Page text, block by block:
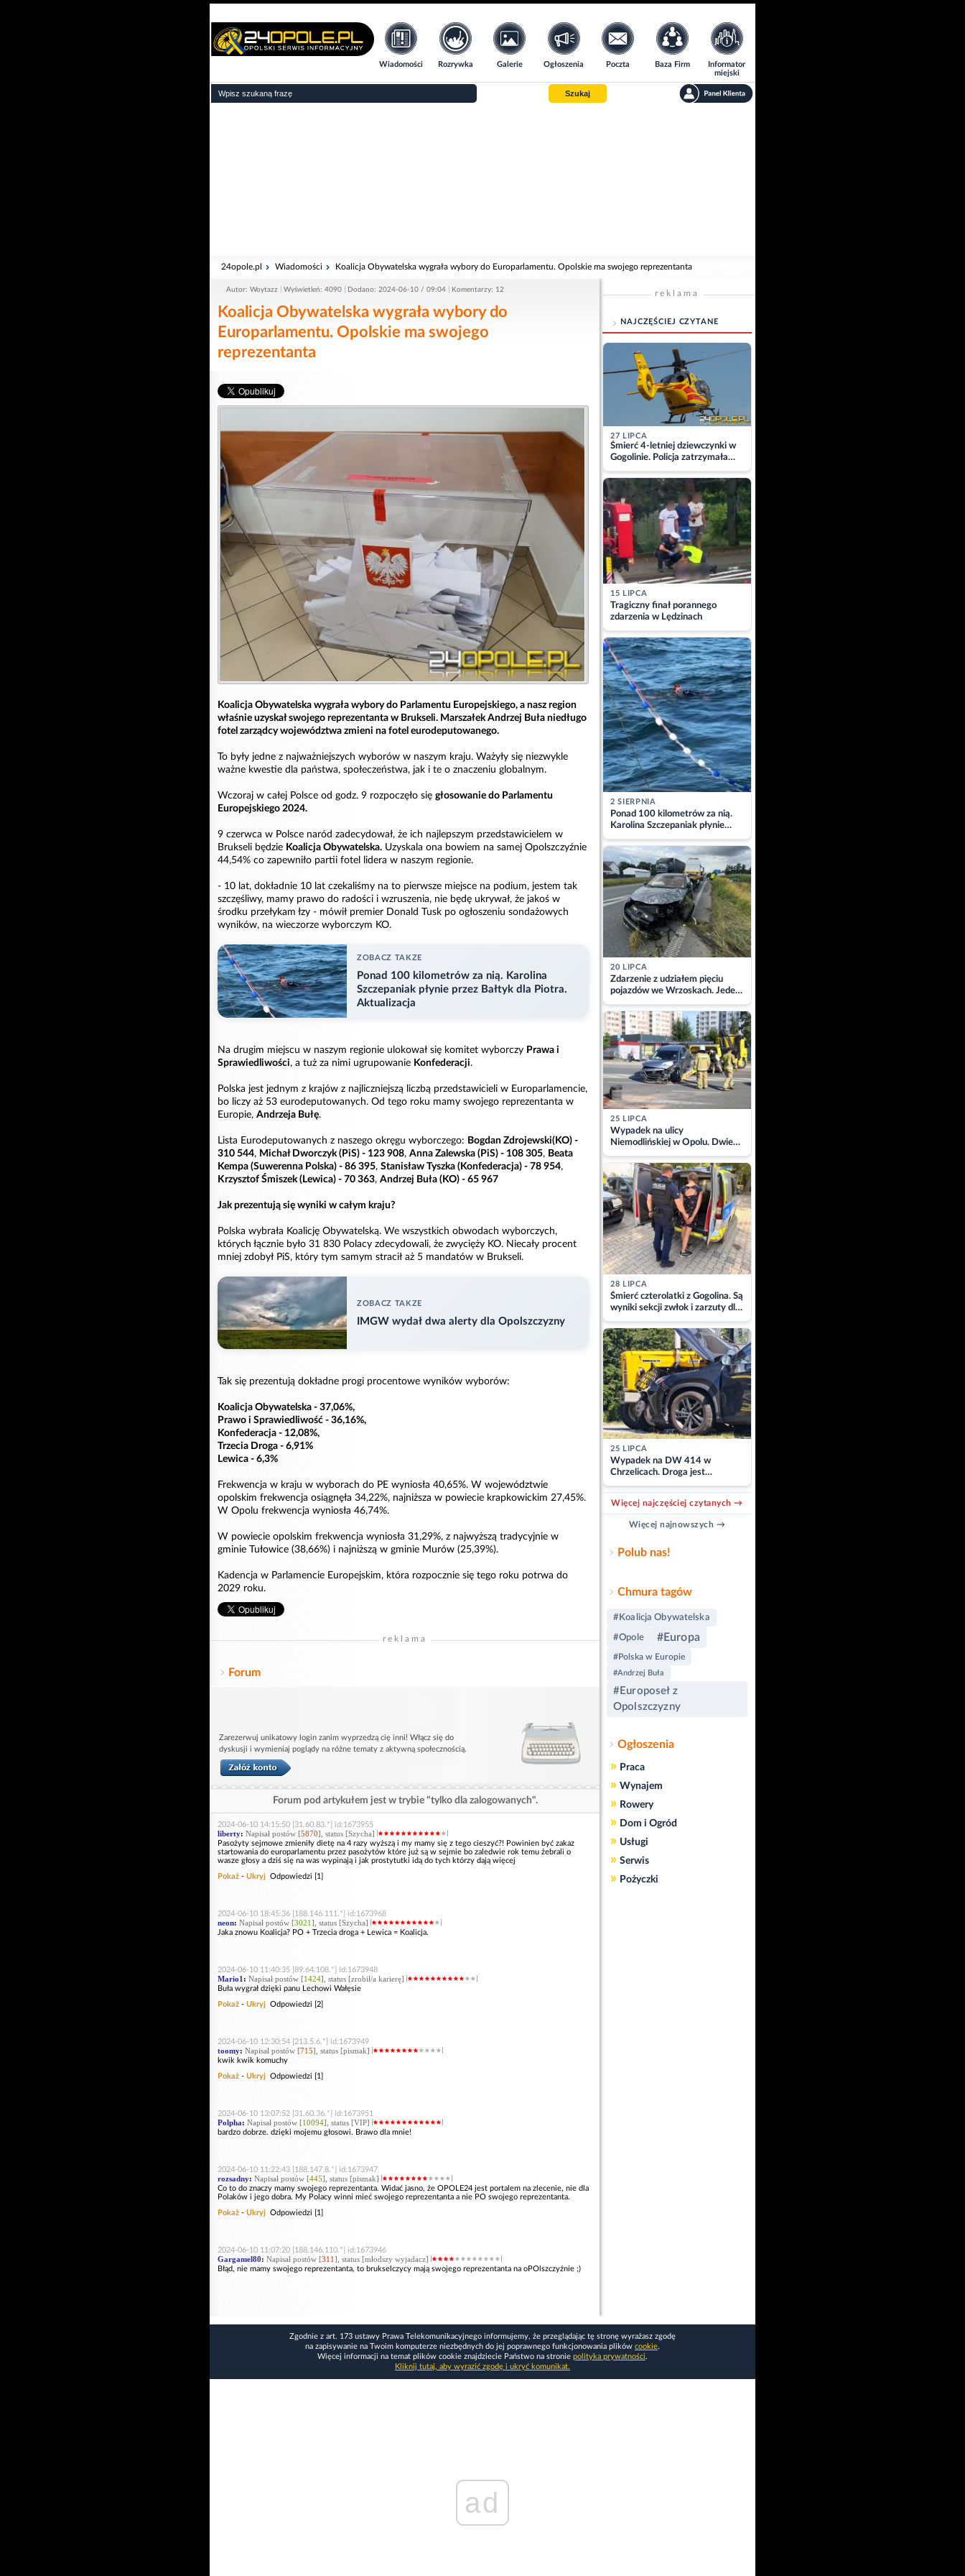
Wiadomości Rozrywka Galerie Ogłoszenia Poczta Baza Firm
Informator
miejski
Szukaj
24opole.pl Wiadomości Koalicja Obywatelska wygrała wybory do Europarlamentu. Opolskie ma swojego reprezentanta
Autor: Woytazz Wyświetleń: 4090 Dodano: 2024-06-10 / 09:04 Komentarzy: 12
Koalicja Obywatelska wygrała wybory do
Europarlamentu. Opolskie ma swojego
reprezentanta
Koalicja Obywatelska wygrała wybory do Parlamentu Europejskiego, a nasz region
właśnie uzyskał swojego reprezentanta w Brukseli. Marszałek Andrzej Buła niedługo
fotel zarządcy województwa zmieni na fotel eurodeputowanego.
To były jedne z najważniejszych wyborów w naszym kraju. Ważyły się niezwykle
ważne kwestie dla państwa, społeczeństwa, jak i te o znaczeniu globalnym.
Wczoraj w całej Polsce od godz. 9 rozpoczęło się głosowanie do Parlamentu
Europejskiego 2024.
9 czerwca w Polsce naród zadecydował, że ich najlepszym przedstawicielem w
Brukseli będzie Koalicja Obywatelska. Uzyskala ona bowiem na samej Opolszczyźnie
44,54% co zapewniło partii fotel lidera w naszym regionie.
- 10 lat, dokładnie 10 lat czekaliśmy na to pierwsze miejsce na podium, jestem tak
szczęśliwy, mamy prawo do radości i wzruszenia, nie będę ukrywał, że jakoś w
środku przełykam łzy - mówił premier Donald Tusk po ogłoszeniu sondażowych
wyników, na wieczorze wyborczym KO.
ZOBACZ TAKZE
Ponad 100 kilometrów za nią. Karolina
Szczepaniak płynie przez Bałtyk dla Piotra.
Aktualizacja
Na drugim miejscu w naszym regionie ulokował się komitet wyborczy Prawa i
Sprawiedliwości, a tuż za nimi ugrupowanie Konfederacji.
Polska jest jednym z krajów z najliczniejszą liczbą przedstawicieli w Europarlamencie,
bo liczy aż 53 eurodeputowanych. Od tego roku mamy swojego reprezentanta w
Europie, Andrzeja Bułę.
Lista Eurodeputowanych z naszego okręgu wyborczego: Bogdan Zdrojewski(KO) -
310 544, Michał Dworczyk (PiS) - 123 908, Anna Zalewska (PiS) - 108 305, Beata
Kempa (Suwerenna Polska) - 86 395, Stanisław Tyszka (Konfederacja) - 78 954,
Krzysztof Śmiszek (Lewica) - 70 363, Andrzej Buła (KO) - 65 967
Jak prezentują się wyniki w całym kraju?
Polska wybrała Koalicję Obywatelską. We wszystkich obwodach wyborczych,
których łącznie było 31 830 Polacy zdecydowali, że zwycięży KO. Niecały procent
mniej zdobył PiS, który tym samym stracił aż 5 mandatów w Brukseli.
ZOBACZ TAKZE
IMGW wydał dwa alerty dla Opolszczyzny
Tak się prezentują dokładne progi procentowe wyników wyborów:
Koalicja Obywatelska - 37,06%,
Prawo i Sprawiedliwość - 36,16%,
Konfederacja - 12,08%,
Trzecia Droga - 6,91%
Lewica - 6,3%
Frekwencja w kraju w wyborach do PE wyniosła 40,65%. W województwie
opolskim frekwencja osiągnęła 34,22%, najniższa w powiecie krapkowickim 27,45%.
W Opolu frekwencja wyniosła 46,74%.
W powiecie opolskim frekwencja wyniosła 31,29%, z najwyższą tradycyjnie w
gminie Tułowice (38,66%) i najniższą w gminie Murów (25,39%).
Kadencja w Parlamencie Europejskim, która rozpocznie się tego roku potrwa do
2029 roku.
reklama
Forum
Zarezerwuj unikatowy login zanim wyprzedzą cię inni! Włącz się do
dyskusji i wymieniaj poglądy na różne tematy z aktywną społecznością.
Forum pod artykułem jest w trybie "tylko dla zalogowanych".
2024-06-10 14:15:50 [31.60.83.*] id:1673955
liberty: Napisał postów [5870], status [Szycha]
Pasożyty sejmowe zmieniły dietę na 4 razy wyższą i my mamy się z tego cieszyć?! Powinien być zakaz
startowania do europarlamentu przez pasożytów które już są w sejmie bo zaledwie rok temu żebrali o
wasze głosy a dziś się na was wypinają i jak prostytutki idą do tych którzy dają więcej
Pokaż - Ukryj Odpowiedzi [1]
2024-06-10 18:45:36 [188.146.111.*] id:1673968
neon: Napisał postów [3021], status [Szycha]
Jaka znowu Koalicja? PO + Trzecia droga + Lewica = Koalicja.
2024-06-10 11:40:35 [89.64.108.*] id:1673948
Mario1 : Napisał postów [1424], status [zrobił/a karierę]
Buła wygrał dzięki panu Lechowi Wałęsie
Pokaż - Ukryj Odpowiedzi [2]
2024-06-10 12:30:54 [213.5.6.*] id:1673949
toomy: Napisał postów [715], status [pismak]
kwik kwik komuchy
Pokaż - Ukryj Odpowiedzi [1]
2024-06-10 13:07:52 [31.60.36.*] id:1673951
Polpha: Napisał postów [10094], status [VIP]
bardzo dobrze. dzięki mojemu głosowi. Brawo dla mnie!
2024-06-10 11:22:43 [188.147.8.*] id:1673947
rozsadny: Napisał postów [445], status [pismak]
Co to do znaczy mamy swojego reprezentanta. Widać jasno, że OPOLE24 jest portalem na zlecenie, nie dla
Polaków i jego dobra. My Polacy winni mieć swojego reprezentanta a nie PO swojego reprezentanta.
Pokaż - Ukryj Odpowiedzi [1]
2024-06-10 11:07:20 [188.146.110.*] id:1673946
Gargamel80: Napisał postów [311], status [młodszy wyjadacz]
Błąd, nie mamy swojego reprezentanta, to brukselczycy mają swojego reprezentanta na oPOlszczyźnie ;)
reklama
NAJCZĘŚCIEJ CZYTANE
27 LIPCA
Śmierć 4-letniej dziewczynki w
Gogolinie. Policja zatrzymała
matkę
15 LIPCA
Tragiczny finał porannego
zdarzenia w Lędzinach
2 SIERPNIA
Ponad 100 kilometrów za nią.
Karolina Szczepaniak płynie
przez Bałtyk dla Piotra.
Aktualizacja
20 LIPCA
Zdarzenie z udziałem pięciu
pojazdów we Wrzoskach. Jeden
z kierowców zabrany w
kajdankach
25 LIPCA
Wypadek na ulicy
Niemodlińskiej w Opolu. Dwie
osoby w szpitalu
28 LIPCA
Śmierć czterolatki z Gogolina. Są
wyniki sekcji zwłok i zarzuty dla
matki
25 LIPCA
Wypadek na DW 414 w
Chrzelicach. Droga jest
zablokowana
Więcej najczęściej czytanych →
Więcej najnowszych →
Polub nas!
Chmura tagów
#Koalicja Obywatelska
#Opole #Europa
#Polska w Europie
#Andrzej Buła
#Europoseł z
Opolszczyzny
Ogłoszenia
» Praca
» Wynajem
» Rowery
» Dom i Ogród
» Usługi
» Serwis
» Pożyczki
Zgodnie z art. 173 ustawy Prawa Telekomunikacyjnego informujemy, że przeglądając tę stronę wyrażasz zgodę
na zapisywanie na Twoim komputerze niezbędnych do jej poprawnego funkcjonowania plików cookie.
Więcej informacji na temat plików cookie znajdziecie Państwo na stronie polityka prywatności.
Kliknij tutaj, aby wyrazić zgodę i ukryć komunikat.
ad